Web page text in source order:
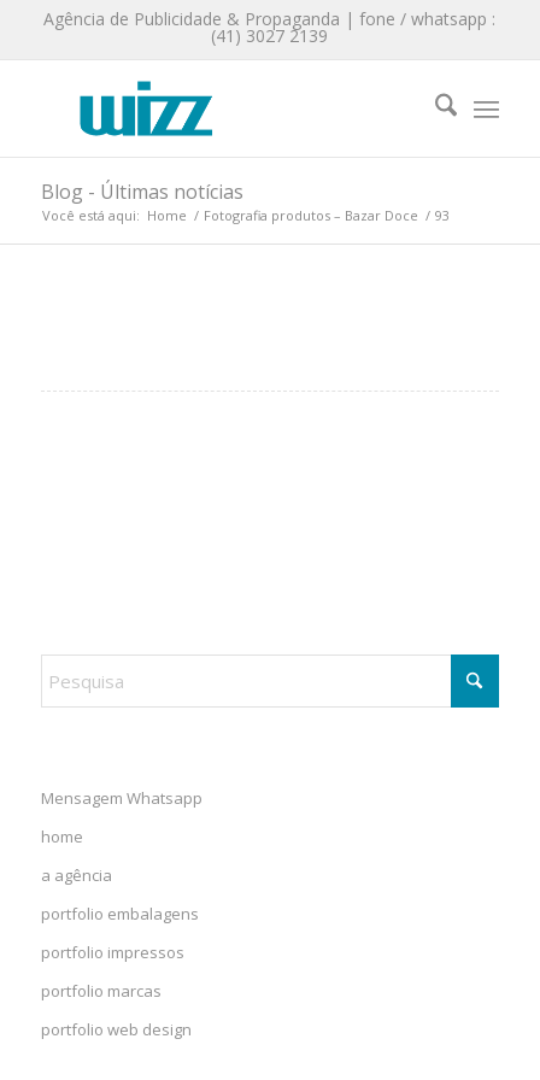
Agência de Publicidade & Propaganda | fone / whatsapp :
(41) 3027 2139
Blog - Últimas notícias
Você está aqui: Home / Fotografia produtos – Bazar Doce / 93
Mensagem Whatsapp
home
a agência
portfolio embalagens
portfolio impressos
portfolio marcas
portfolio web design